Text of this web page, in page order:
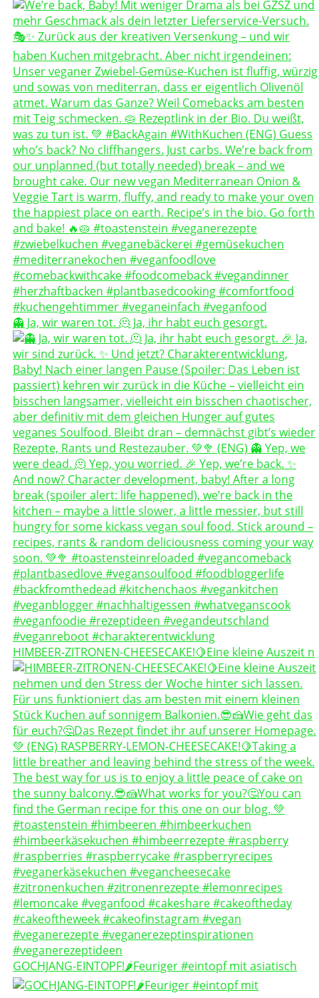
👻 Ja, wir waren tot. 🫠 Ja, ihr habt euch gesorgt.
HIMBEER-ZITRONEN-CHEESECAKE!🍋Eine kleine Auszeit n
GOCHJANG-EINTOPF!🌶️Feuriger #eintopf mit asiatisch